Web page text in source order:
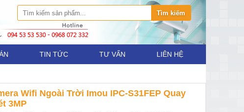
TIN TỨC TƯ VẤN LIÊN HỆ
Wifi Ngoài Trời Imou IPC-S31FEP Quay
3MP